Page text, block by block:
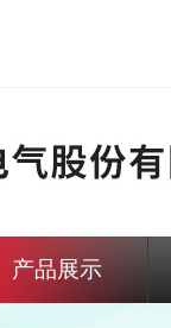
产品展示